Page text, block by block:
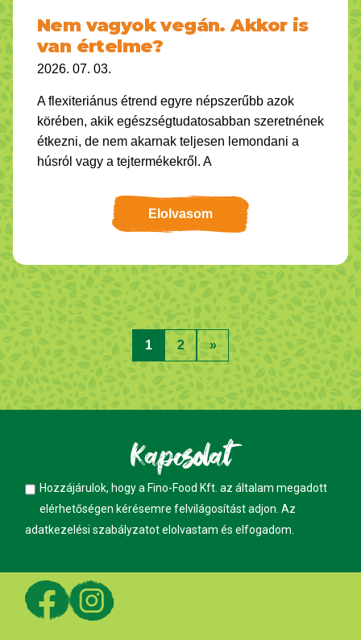
Nem vagyok vegán. Akkor is
van értelme?
2026. 07. 03.
A flexiteriánus étrend egyre népszerűbb azok
körében, akik egészségtudatosabban szeretnének
étkezni, de nem akarnak teljesen lemondani a
húsról vagy a tejtermékekről. A
Elolvasom
1 2 »
Kapcsolat
Hozzájárulok, hogy a Fino-Food Kft. az általam megadott
elérhetőségen kérésemre felvilágosítást adjon. Az
adatkezelési szabályzatotelolvastam és elfogadom.